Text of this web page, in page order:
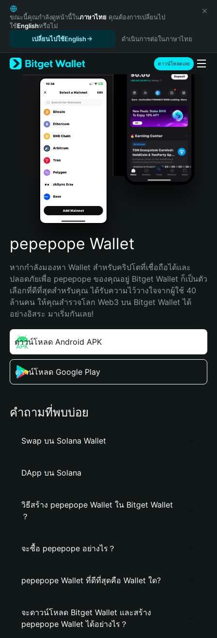
English
日本語
Tiếng Việt
Español (Latinoamérica)
Türkçe
Italiano
Português (Portugal)
Bahasa Indonesia
Português (Brasil)
Español (Argentina)
ขณะนี้คุณกำลังดูหน้านี้ในภาษาไทย คุณต้องการเปลี่ยนไป
ใช้Englishหรือไม่
เปลี่ยนไปใช้English
ดำเนินการต่อในภาษาไทย
ดาวน์โหลดเลย
pepepope Wallet
หากกำลังมองหา Wallet สำหรับคริปโตที่เชื่อถือได้และ
ปลอดภัยเพื่อ pepepope ของคุณอยู่ Bitget Wallet ก็เป็นตัว
เลือกที่ดีที่สุดสำหรับคุณ ได้รับความไว้วางใจจากผู้ใช้ 40
ล้านคน ให้คุณสำรวจโลก Web3 บน Bitget Wallet ได้
อย่างอิสระ มาเริ่มกันเลย!
ดาวน์โหลด Android APK
ดาวน์โหลด Google Play
คำถามที่พบบ่อย
Swap บน Solana Wallet
DApp บน Solana
วิธีสร้าง pepepope Wallet ใน Bitget Wallet
？
จะซื้อ pepepope อย่างไร？
pepepope Wallet ที่ดีที่สุดคือ Wallet ใด?
จะดาวน์โหลด Bitget Wallet และสร้าง
pepepope Wallet ได้อย่างไร？